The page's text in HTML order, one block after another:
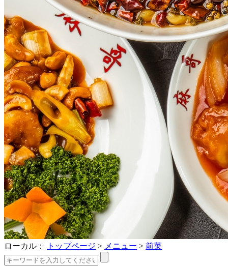
ローカル： トップページ > メニュー > 前菜